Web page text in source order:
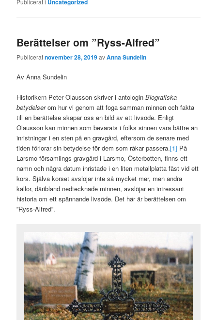
Publicerat i Uncategorized
Berättelser om ”Ryss-Alfred”
Publiceratnovember 28, 2019avAnna Sundelin
Av Anna Sundelin
Historikern Peter Olausson skriver i antologinBiografiska
betydelserom hur vi genom att foga samman minnen och fakta
till en berättelse skapar oss en bild av ett livsöde. Enligt
Olausson kan minnen som bevarats i folks sinnen vara bättre än
inristningar i en sten på en gravgård, eftersom de senare med
tiden förlorar sin betydelse för dem som råkar passera.[1] På
Larsmo församlings gravgård i Larsmo, Österbotten, finns ett
namn och några datum inristade i en liten metallplatta fäst vid ett
kors. Själva korset avslöjar inte så mycket mer, men andra
källor, däribland nedtecknade minnen, avslöjar en intressant
historia om ett spännande livsöde. Det här är berättelsen om
”Ryss-Alfred”.